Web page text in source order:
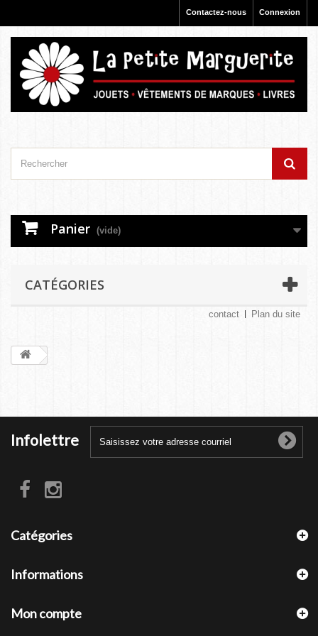
Connexion
Contactez-nous
Panier (vide)
CATÉGORIES
contact Plan du site
Infolettre
Catégories
Informations
Mon compte